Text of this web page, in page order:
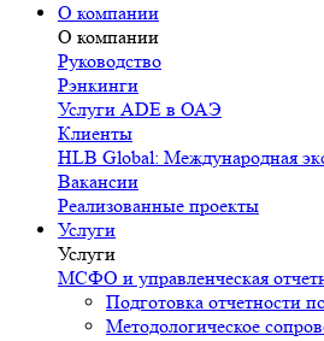
О компании
О компании
Руководство
Рэнкинги
Услуги ADE в ОАЭ
Клиенты
HLB Global: Международная
Вакансии
Реализованные проекты
Услуги
Услуги
МСФО и управленческая
Подготовка отчетности
Методологическое